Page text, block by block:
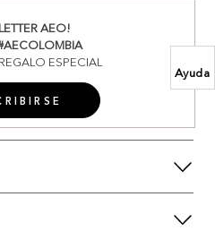
Ayuda
AEO!
ESPECIAL